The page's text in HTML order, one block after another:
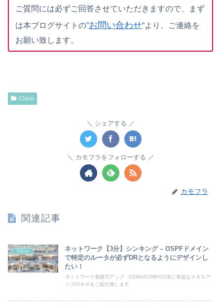
ご質問には必ずご回答させていただきますので、まず
は本ブログサイトの”お問い合わせ“より、ご連絡を
お願い致します。
Cisco
シェアする
カモフラをフォローする
カモフラ
関連記事
Cisco
ネットワーク【3分】シンキング – OSPFドメイン
で特定のルータが必ずDRとなるようにデザインし
たい！
ネットワーク基礎力アップ - CCNA/CCNP/CCIEに有益なスキルア
ップのネタをご紹介致します